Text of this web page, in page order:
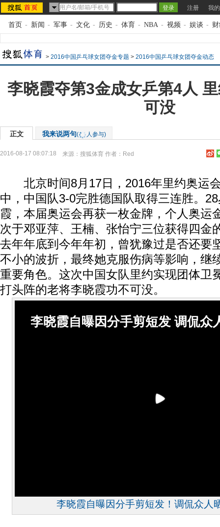
注册 我
首页 - 新闻 - 军事 - 文化 - 历史 - 体育 - NBA - 视频 - 娱谈 -
> 2016中国乒乓球女团夺金专题 > 2016中国乒乓球女团夺金动态
李晓霞夺第3金成女乒第4人
可没
正文 我来说两句( 人参与)
2016-08-17 08:07:18 来源： 搜狐体育 作者：Red
北京时间8月17日，2016年里约奥运
中，中国队3-0完胜德国队取得三连胜。
霞，本届奥运会再获一枚金牌，个人奥运
次于邓亚萍、王楠、张怡宁三位获得四金
去年年底到今年年初，曾犹豫过是否还要
不小的波折，最终她克服伤病等影响，继
重要角色。这次中国女队里约实现团体卫
打头阵的老将李晓霞功不可没。
李晓霞自曝因分手剪短发 调侃众
李晓霞自曝因分手剪短发！调侃众人